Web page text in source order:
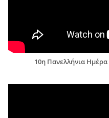
10η Πανελλήνια